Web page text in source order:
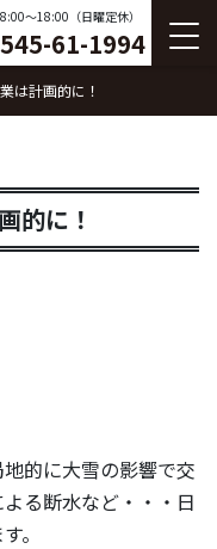
〜18:00（日曜定休）
61-1994
は計画的に！
的に！
的に大雪の影響で交
る断水など・・・日
。